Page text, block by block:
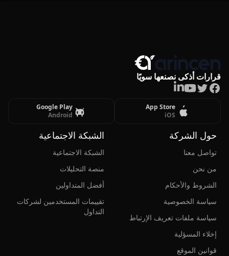
قرارات أذكى نصنعها سويًا
Facebook
Twitter
Youtube
LinkedIn
App Store
iOS
Google Play
Android
حول الشركة
تواصل معنا
من نحن
الشروط والأحكام
سياسة الخصوصية
سياسة ملفات تعريف الإرتباط
إخلاء المسؤلية
قوانين الموقع
الشبكة الاجتماعية
الشبكة الاجتماعية
منصة التحليلات
أفضل المتداولين
تقييمات المستخدمين لشركات
التداول